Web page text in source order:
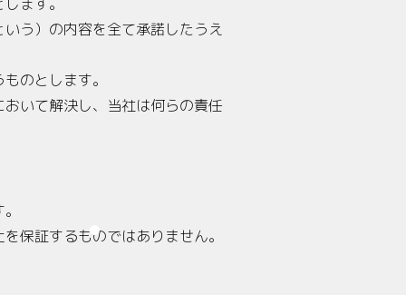
う）の内容を全て承諾したうえ
のとします。
いて解決し、当社は何らの責任
保証するものではありません。